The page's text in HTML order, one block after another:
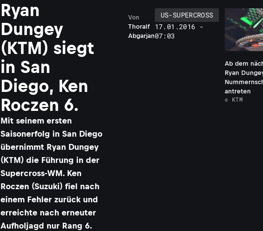
Ryan
Dungey
(KTM) siegt
in San
Diego, Ken
Roczen 6.
Mit seinem ersten
Saisonerfolg in San Diego
übernimmt Ryan Dungey
(KTM) die Führung in der
Supercross-WM. Ken
Roczen (Suzuki) fiel nach
einem Fehler zurück und
erreichte nach erneuter
Aufholjagd nur Rang 6.
Thoralf
Abgarjan
Von
US-SUPERCROSS
17.01.2016 -
07:03
Ab dem
Ryan
antreten
© KTM